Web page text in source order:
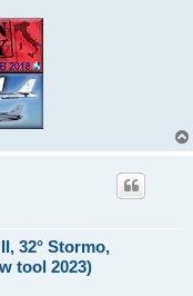
32° Stormo,
tool 2023)